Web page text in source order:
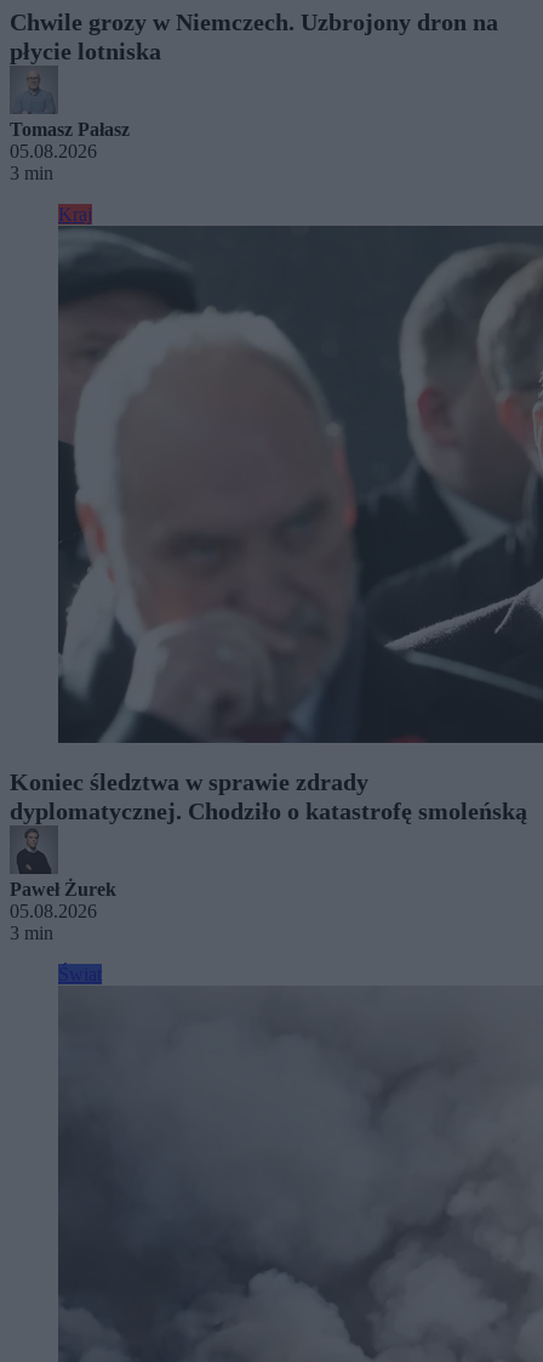
Chwile grozy w Niemczech. Uzbrojony dron na
płycie lotniska
Tomasz Pałasz
05.08.2026
3 min
Kraj
Koniec śledztwa w sprawie zdrady
dyplomatycznej. Chodziło o katastrofę smoleńską
Paweł Żurek
05.08.2026
3 min